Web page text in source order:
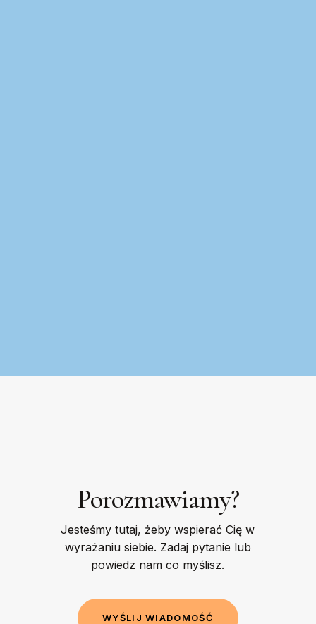
Porozmawiamy?
Jesteśmy tutaj, żeby wspierać Cię w
wyrażaniu siebie. Zadaj pytanie lub
powiedz nam co myślisz.
WYŚLI J WIADOMOŚĆ